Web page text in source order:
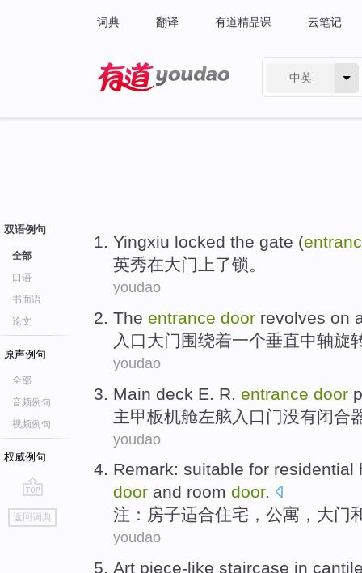
词典 翻译 有道精品课 云笔记
中英
双语例句
全部
口语
书面语
论文
原声例句
全部
音频例句
视频例句
权威例句
go
top
返回词典
Yingxiu locked the gate (
英秀在大门 上了锁。
youdao
The entrance door revolves on
入口大门 围绕着一个垂直中轴旋
youdao
Main deck E. R. entrance door
主甲板机舱左舷 入口 门没有闭合
youdao
Remark: suitable for residential
door and room door.
注 ： 房子适合住宅， 公寓 ， 大门
youdao
Art piece-like staircase in